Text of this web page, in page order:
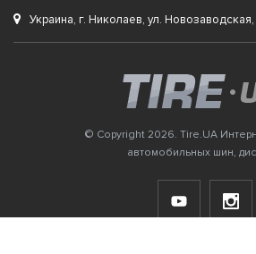
Украина, г. Николаев, ул. Новозаводская,
© Copyright 2026. Tire.UA
автомобильных шин,